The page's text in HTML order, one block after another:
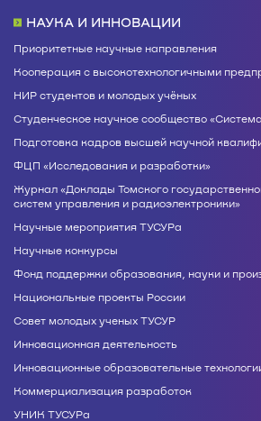
НАУКА И ИННОВАЦИИ
Приоритетные научные направления
Кооперация с высокотехнологичными
НИР студентов и молодых учёных
Студенческое научное сообщество
Подготовка кадров высшей научной
ФЦП «Исследования и разработки»
Журнал «Доклады Томского
систем управления и радиоэлектроники»
Научные мероприятия ТУСУРа
Научные конкурсы
Фонд поддержки образования, науки и
Национальные проекты России
Совет молодых ученых ТУСУР
Инновационная деятельность
Инновационные образовательные
Коммерциализация разработок
УНИК ТУСУРа